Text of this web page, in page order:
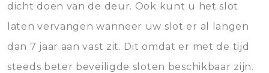
dicht doen van de deur. Ook kunt u het slot
laten vervangen wanneer uw slot er al langen
dan 7 jaar aan vast zit. Dit omdat er met de tijd
steeds beter beveiligde sloten beschikbaar zijn.